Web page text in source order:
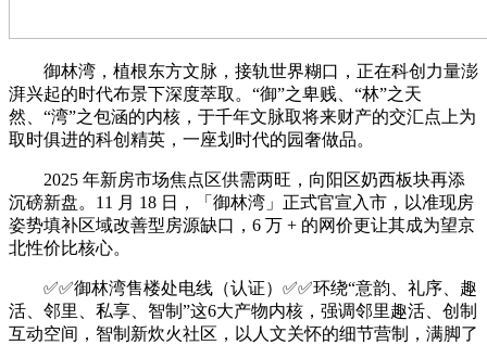
御林湾，植根东方文脉，接轨世界糊口，正在科创力量澎
湃兴起的时代布景下深度萃取。“御”之卑贱、“林”之天
然、“湾”之包涵的内核，于千年文脉取将来财产的交汇点上为
取时俱进的科创精英，一座划时代的园奢做品。
2025 年新房市场焦点区供需两旺，向阳区奶西板块再添
沉磅新盘。11 月 18 日，「御林湾」正式官宣入市，以准现房
姿势填补区域改善型房源缺口，6 万 + 的网价更让其成为望京
北性价比核心。
✅✅御林湾售楼处电线（认证）✅✅环绕“意韵、礼序、趣
活、邻里、私享、智制”这6大产物内核，强调邻里趣活、创制
互动空间，智制新炊火社区，以人文关怀的细节营制，满脚了